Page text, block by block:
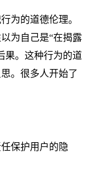
为的道德伦理。
为自己是“在揭露
果。这种行为的道
。很多人开始了
保护用户的隐